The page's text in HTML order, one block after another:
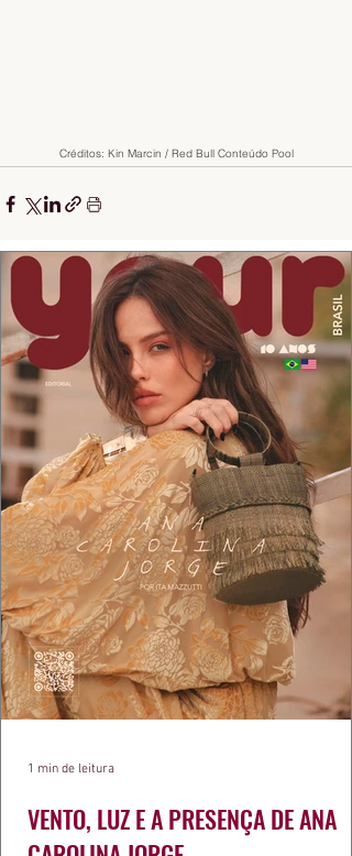
Créditos: Kin Marcin / Red Bull Conteúdo Pool
VENTO, LUZ E A PRESENÇA DE ANA
1 min de leitura